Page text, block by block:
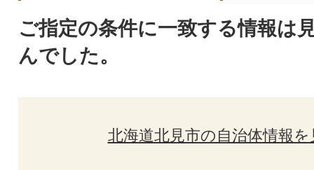
ご指定の条件に一致する情報は
んでした。
北海道北見市の自治体情報を